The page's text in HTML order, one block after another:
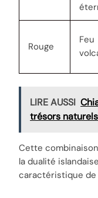
Rouge
Feu
LIRE AUSSI
trésors
Cette
la dualité
caractéristique